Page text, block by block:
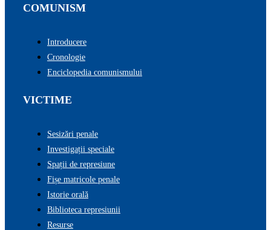
COMUNISM
Introducere
Cronologie
Enciclopedia comunismului
VICTIME
Sesizări penale
Investigații speciale
Spații de represiune
Fișe matricole penale
Istorie orală
Biblioteca represiunii
Resurse